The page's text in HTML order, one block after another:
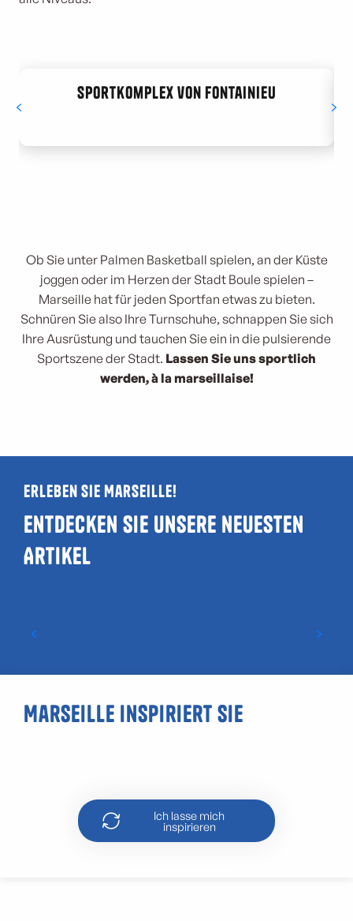
Sportkomplex von Fontainieu
Ob Sie unter Palmen Basketball spielen, an der Küste
joggen oder im Herzen der Stadt Boule spielen –
Marseille hat für jeden Sportfan etwas zu bieten.
Schnüren Sie also Ihre Turnschuhe, schnappen Sie sich
Ihre Ausrüstung und tauchen Sie ein in die pulsierende
Sportszene der Stadt. Lassen Sie uns sportlich
werden, à la marseillaise!
Erleben Sie Marseille!
Entdecken Sie unsere neuesten
Artikel
Marseille inspiriert Sie
Ich lasse mich
inspirieren